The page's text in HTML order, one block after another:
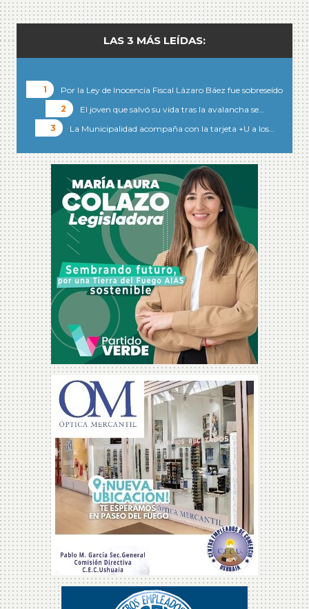
LAS 3 MÁS LEÍDAS:
Por la Ley de Inocencia Fiscal Lázaro Báez fue sobreseído
El joven que salvó su vida tras la avalancha se…
La Municipalidad acompaña con la tarjeta +U a los…